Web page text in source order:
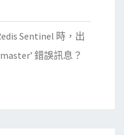
Sentinel 時，出
錯誤訊息？